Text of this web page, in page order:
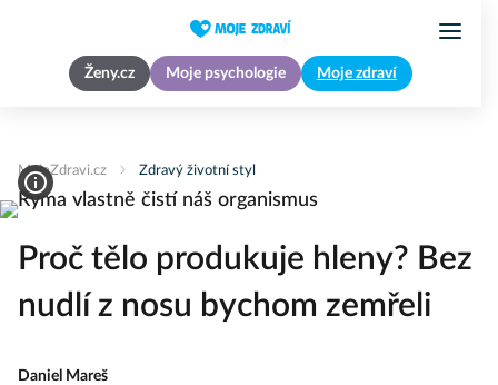
Ženy.cz Moje psychologie Moje zdraví
MojeZdravi.cz Zdravý životní styl
Proč tělo produkuje hleny? Bez
nudlí z nosu bychom zemřeli
Daniel Mareš